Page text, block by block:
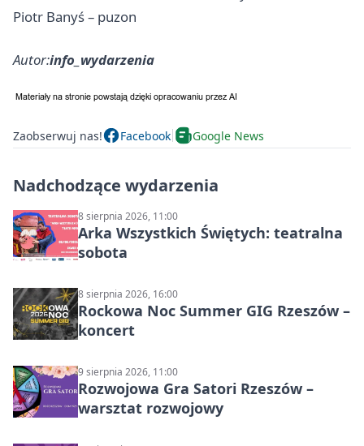
Piotr Banyś – puzon
Autor:info_wydarzenia
Zaobserwuj nas! Facebook Google News
Nadchodzące wydarzenia
8 sierpnia 2026, 11:00
Arka Wszystkich Świętych: teatralna
sobota
8 sierpnia 2026, 16:00
Rockowa Noc Summer GIG Rzeszów –
koncert
9 sierpnia 2026, 11:00
Rozwojowa Gra Satori Rzeszów –
warsztat rozwojowy